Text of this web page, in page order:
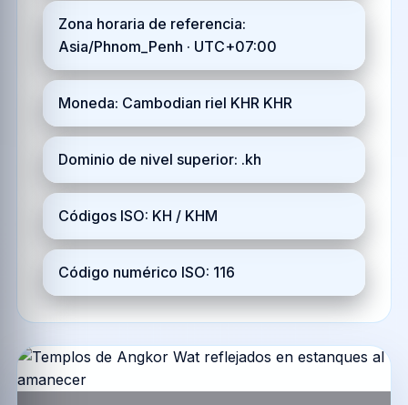
Zona horaria de referencia:
Asia/Phnom_Penh · UTC+07:00
Moneda: Cambodian riel KHR KHR
Dominio de nivel superior: .kh
Códigos ISO: KH / KHM
Código numérico ISO: 116